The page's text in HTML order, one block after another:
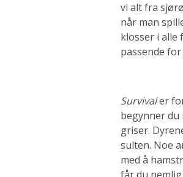
vi alt fra
når man
klosser i alle
passende
Survivaler
begynner du
griser.
sulten. Noe
med å